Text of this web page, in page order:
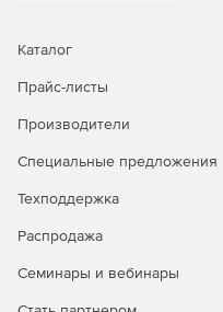
Каталог
Прайс-листы
Производители
Специальные предложения
Техподдержка
Распродажа
Семинары и вебинары